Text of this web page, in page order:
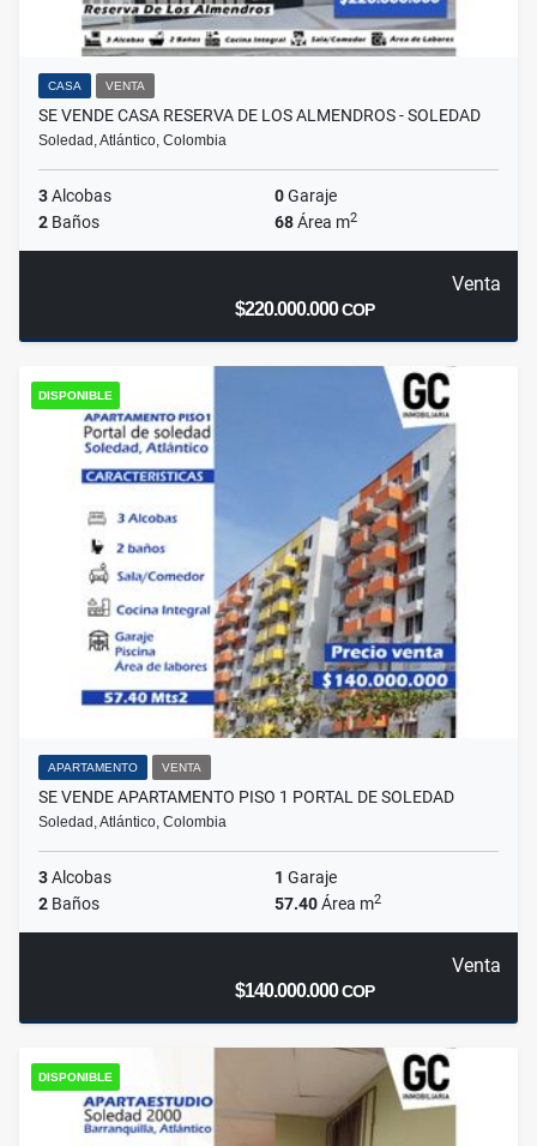
CASA VENTA
SE VENDE CASA RESERVA DE LOS ALMENDROS - SOLEDAD
Soledad, Atlántico, Colombia
3Alcobas 0Garaje
2 Baños 68Área m2
Venta
$220.000.000COP
DISPONIBLE
APARTAMENTO VENTA
SE VENDE APARTAMENTO PISO 1 PORTAL DE SOLEDAD
Soledad, Atlántico, Colombia
3Alcobas 1 Garaje
2 Baños 57.40Área m2
Venta
$140.000.000COP
DISPONIBLE